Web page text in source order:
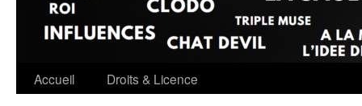
Accueil Droits & Licence